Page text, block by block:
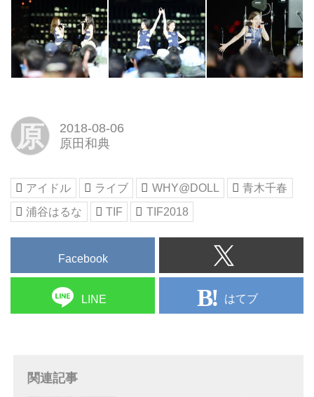
原
2018-08-06
原田和典
アイドル ライブ WHY@DOLL
青木千春
浦谷はるな
TIF TIF2018
Facebook
LINE はてブ
関連記事